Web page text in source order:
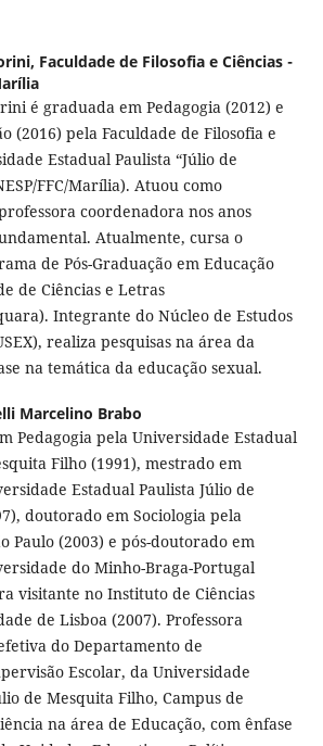
Faculdade de Filosofia e Ciências -
é graduada em Pedagogia (2012) e
(2016) pela Faculdade de Filosofia e
Estadual Paulista “Júlio de
FFC/Marília). Atuou como
coordenadora nos anos
Atualmente, cursa o
de Pós-Graduação em Educação
de Ciências e Letras
Integrante do Núcleo de Estudos
realiza pesquisas na área da
na temática da educação sexual.
Marcelino Brabo
Pedagogia pela Universidade Estadual
Filho (1991), mestrado em
Estadual Paulista Júlio de
doutorado em Sociologia pela
Paulo (2003) e pós-doutorado em
do Minho-Braga-Portugal
visitante no Instituto de Ciências
de Lisboa (2007). Professora
do Departamento de
Escolar, da Universidade
de Mesquita Filho, Campus de
na área de Educação, com ênfase